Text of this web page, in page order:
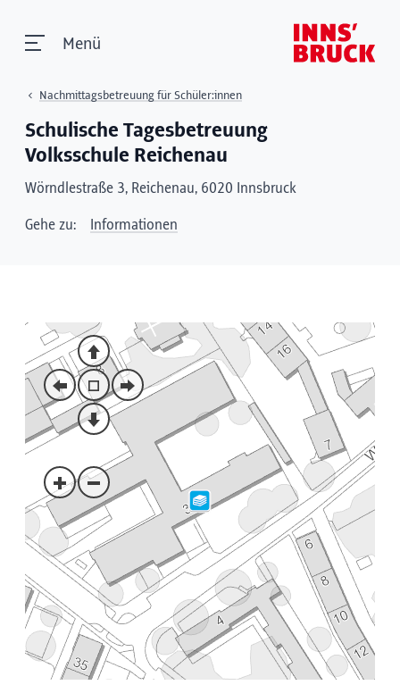
Menü
Nachmittagsbetreuung für Schüler:innen
Schulische Tagesbetreuung
Volksschule Reichenau
Wörndlestraße 3, Reichenau, 6020 Innsbruck
Gehe zu: Informationen